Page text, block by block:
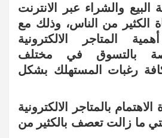
والشراء عبر الانترنت
الكثير من الناس، وذلك مع
المتاجر الالكترونية
بالتسوق في مختلف
كافة رغبات المستهلك بشكل
بالمتاجر الالكترونية
ما زالت تعصف بالكثير من